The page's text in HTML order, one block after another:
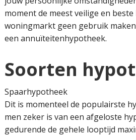
moment de meest veilige en
woningmarkt geen gebruik
een annuïteitenhypotheek.
Soorten
Spaarhypotheek
Dit is momenteel de populairste
men zeker is van een afgeloste
gedurende de gehele looptijd